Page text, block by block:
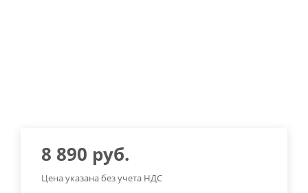
8 890 руб.
Цена указана без учета НДС